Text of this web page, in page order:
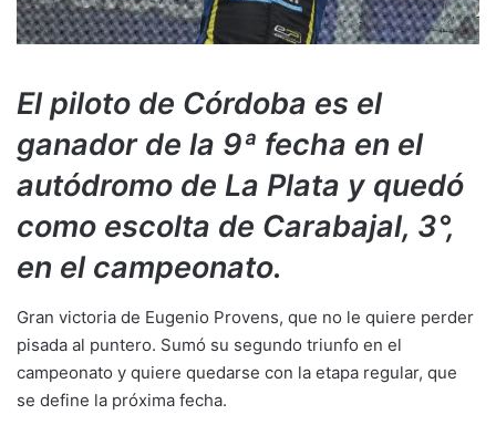
El piloto de Córdoba es el
ganador de la 9ª fecha en el
autódromo de La Plata y quedó
como escolta de Carabajal, 3°,
en el campeonato.
Gran victoria de Eugenio Provens, que no le quiere perder
pisada al puntero. Sumó su segundo triunfo en el
campeonato y quiere quedarse con la etapa regular, que
se define la próxima fecha.